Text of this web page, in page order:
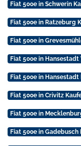
Fiat 500e in Schwerin
Fiat 500e in Ratzeburg
Fiat 500e in
Fiat 500e in
Fiat 500e in
Fiat 500e in Crivitz
Fiat 500e in
Fiat 500e in